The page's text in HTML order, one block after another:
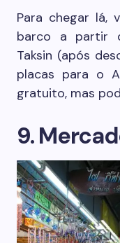
Para chegar
barco a partir
Taksin (após
placas para o
gratuito, mas
9.